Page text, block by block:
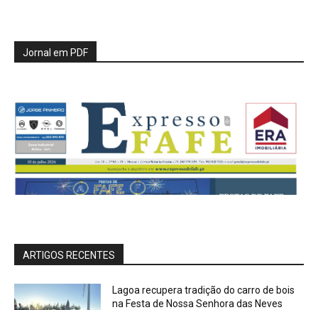
Jornal em PDF
ARTIGOS RECENTES
Lagoa recupera tradição do carro de bois
na Festa de Nossa Senhora das Neves